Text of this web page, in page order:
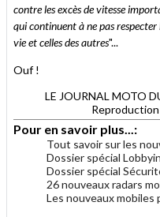
contre les excès de vitesse
qui continuent à ne pas
vie et celles des autres"...
Ouf !
LE JOURNAL MOTO
Pour en savoir plus...:
Tout savoir sur les
Dossier spécial
Dossier spécial
26 nouveaux radars
Les nouveaux